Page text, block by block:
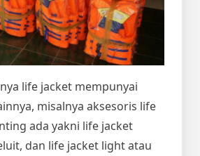
life jacket mempunyai
misalnya aksesoris life
ada yakni life jacket
dan life jacket light atau